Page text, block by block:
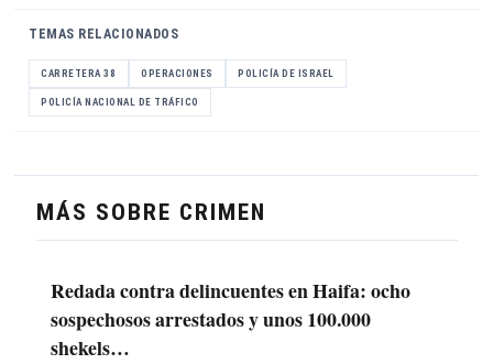
TEMAS RELACIONADOS
CARRETERA 38 OPERACIONES POLICÍA DE ISRAEL
POLICÍA NACIONAL DE TRÁFICO
MÁS SOBRE CRIMEN
Redada contra delincuentes en Haifa: ocho
sospechosos arrestados y unos 100.000
shekels…